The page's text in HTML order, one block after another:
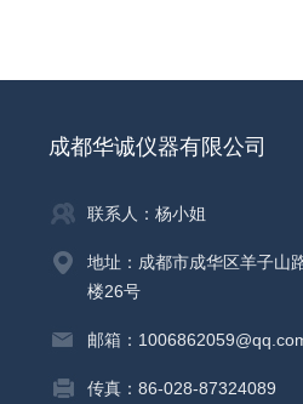
成都华诚仪器有限公司
联系人：杨小姐
地址：成都市成华区羊子山
楼26号
邮箱：
传真：86-028-87324089